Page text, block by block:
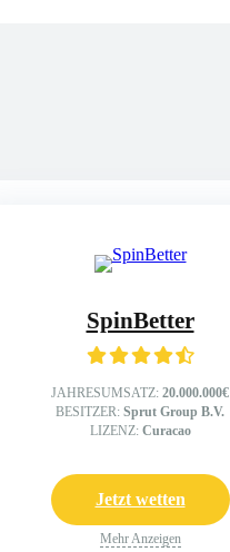
SpinBetter
JAHRESUMSATZ: 20.000.000€
BESITZER: Sprut Group B.V.
LIZENZ: Curacao
Jetzt wetten
Mehr Anzeigen